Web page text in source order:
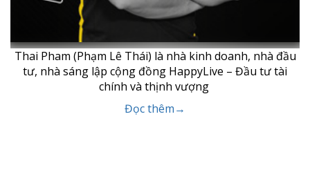
Thai Pham (Phạm Lê Thái) là nhà kinh doanh, nhà đầu
tư, nhà sáng lập cộng đồng HappyLive – Đầu tư tài
chính và thịnh vượng
Đọc thêm→